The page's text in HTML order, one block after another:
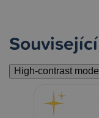
Související
High-contrast mode